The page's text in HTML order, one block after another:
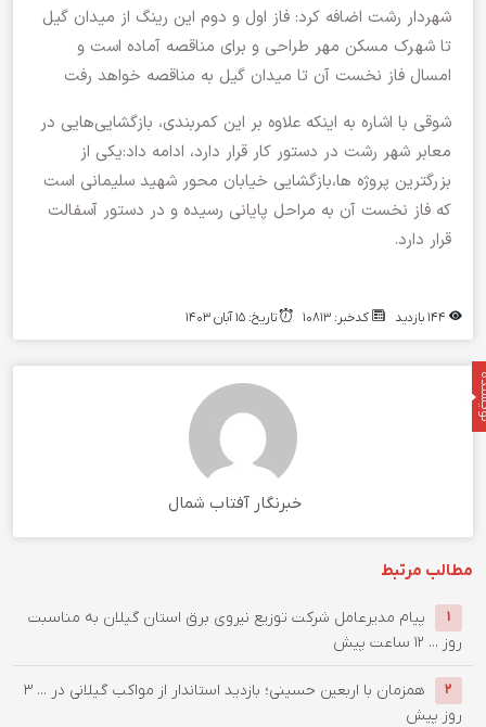
شهردار رشت اضافه کرد: فاز اول و دوم این رینگ از میدان گیل
تا شهرک مسکن مهر طراحی و برای مناقصه آماده است و
امسال فاز نخست آن تا میدان گیل به مناقصه خواهد رفت
شوقی با اشاره به اینکه علاوه بر این کمربندی، بازگشایی‌هایی در
معابر شهر رشت در دستور کار قرار دارد، ادامه داد:یکی از
بزرگترین پروژه ها،بازگشایی خیابان محور شهید سلیمانی است
که فاز نخست آن به مراحل پایانی رسیده و در دستور آسفالت
قرار دارد.
کدخبر: ۱۰۸۱۳ تاریخ: ۱۵ آبان ۱۴۰۳
خبرنگار آفتاب شمال
مطالب مرتبط
۱
پیام مدیرعامل شركت توزیع نیروی برق استان گیلان به مناسبت
روز ... ۱۲ ساعت پیش
۲ همزمان با اربعین حسینی؛ بازدید استاندار از مواکب گیلانی در ... ۳
روز پیش